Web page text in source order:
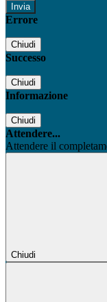
Errore
Chiudi
Successo
Chiudi
Informazione
Chiudi
Attendere...
Attendere il
Chiudi